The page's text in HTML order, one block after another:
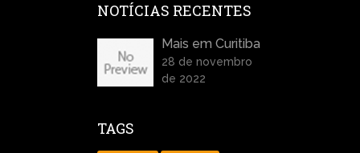
NOTÍCIAS RECENTES
Mais em Curitiba
28 de novembro
de 2022
TAGS